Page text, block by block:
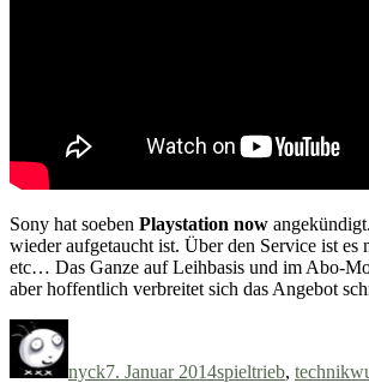
Sony hat soeben Playstation now
wieder aufgetaucht ist. Über den Service ist
etc… Das Ganze auf Leihbasis und im Abo-
aber hoffentlich verbreitet sich das Angebot
nyck7. Januar 2014spieltrieb,